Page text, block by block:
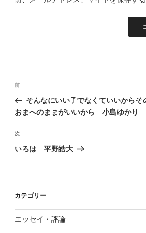
投
ナ
ゲ
ー
前
の
投
前
そんなにいい子でなくていいからそ
おまへのままがいいから 小島ゆかり
次
の
次
いろは 平野皓大
カテゴリー
エッセイ・評論